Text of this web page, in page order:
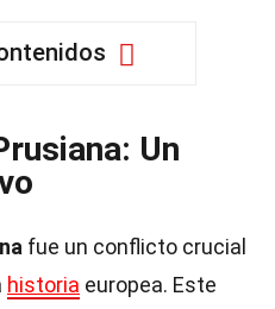
Un
fue un conflicto crucial
historia europea. Este